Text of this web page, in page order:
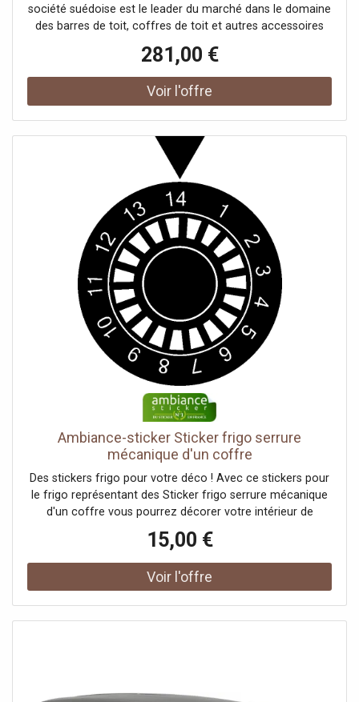
société suédoise est le leader du marché dans le domaine
des barres de toit, coffres de toit et autres accessoires
offre une large gamme de la marque Thule et vous
propose les meilleurs prix tout au long de l'année.
281,00 €
Ambiance-sticker Sticker frigo serrure
mécanique d'un coffre
Des stickers frigo pour votre déco ! Avec ce stickers pour
le frigo représentant des Sticker frigo serrure mécanique
d'un coffre vous pourrez décorer votre intérieur de
manière originale et _qualificatif_ ! Vous allez pouvoir
donner une nouvelle vie à cette pièce si fréquemment
utilisée ! Votre fri
15,00 €